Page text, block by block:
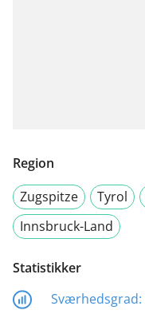
Region
Zugspitze
Tyrol
Innsbruck-Land
Statistikker
Sværhedsgrad: